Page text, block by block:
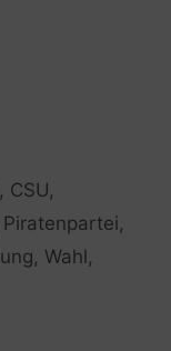
, CSU,
Piratenpartei,
, Wahl ,